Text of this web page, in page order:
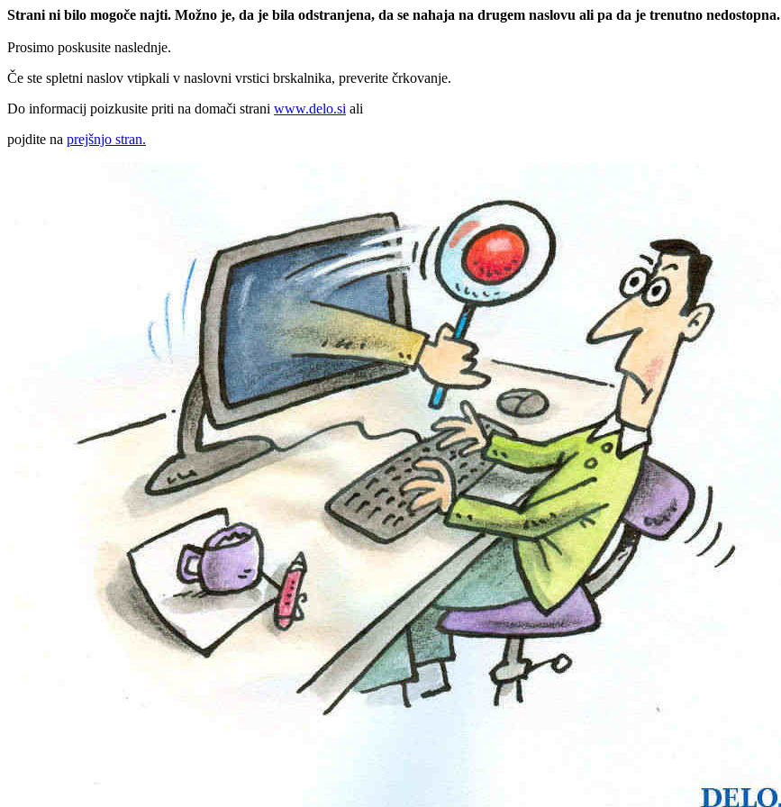
Strani ni bilo mogoče najti. Možno je, da je bila odstranjena, da se nahaja na drugem naslovu ali pa da je trenutno nedostopna.
Prosimo poskusite naslednje.
Če ste spletni naslov vtipkali v naslovni vrstici brskalnika, preverite črkovanje.
Do informacij poizkusite priti na domači strani www.delo.si ali
pojdite na prejšnjo stran.